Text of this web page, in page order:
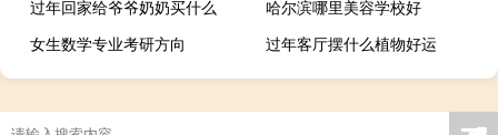
过年回家给爷爷奶奶买什么
哈尔滨哪里美容学校好
女生数学专业考研方向
过年客厅摆什么植物好运